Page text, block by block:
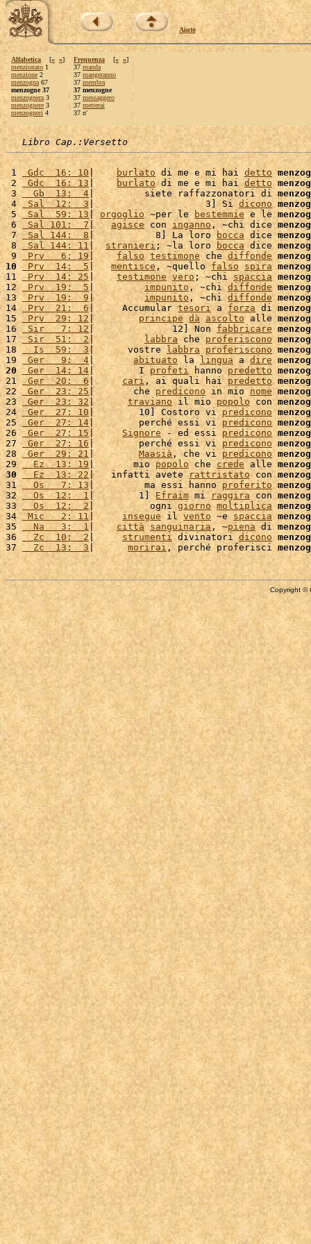
Aiuto
Alfabetica [« »]
menzionato 1
menzione 2
menzogna 67
menzogne 37
menzognera 3
menzognere 3
menzogneri 4
Frequenza [« »]
37 manda
37 mangeranno
37 membra
37 menzogne
37 messaggero
37 metterai
37 n'
Libro Cap.:Versetto
1 Gdc  16: 10 | burlato di me e mi hai detto
2 Gdc  16: 13 | burlato di me e mi hai detto
3
  Gb  13:  4
|         siete raffazzonatori di
4
Sal  12:  3|                    3] Si dicono
5 Sal  59: 13 | orgoglio ~per le bestemmie e le
6 Sal 101:  7 | agisce con inganno, ~chi dice
7
Sal 144:  8|           8] La loro bocca dice
8 Sal 144: 11 | stranieri ; ~la loro bocca dice
9 Prv   6: 19| falso testimone che diffonde
10
Prv  14:  5 | mentisce, ~quello falso spira
11 Prv  14: 25 | testimone vero ; ~chi spaccia
12
Prv  19:  5 | impunito, ~chi diffonde
13
Prv  19:  9| impunito, ~chi diffonde
14 Prv  21:  6 |     Accumular tesori a forza di
15 Prv  29: 12 | principe dà ascolto alle
16
Sir   7: 12 |              12] Non fabbricare
17 Sir  51:  2| labbra che proferiscono
18
  Is  59:  3
|      vostre labbra proferiscono
19 Ger   9:  4 | abituato la lingua a dire
20 Ger  14: 14 |        I profeti hanno predetto
21
Ger  20:  6| cari, ai quali hai predetto
22 Ger  23: 25 |       che predicono in mio nome
23
Ger  23: 32 | traviano il mio popolo con
24
Ger  27: 10|        10] Costoro vi predicono
25 Ger  27: 14|        perché essi vi predicono
26 Ger  27: 15 | Signore - ed essi predicono
27 Ger  27: 16 |        perché essi vi predicono
28 Ger  29: 21 | Maasià , che vi predicono
29
  Ez  13: 19
|       mio popolo che crede alle
30
  Ez  13: 22
|   infatti avete rattristato con
31
  Os   7: 13
|         ma essi hanno proferito
32
  Os  12:  1
|        1] Efraim mi raggira con
33
  Os  12:  2
|          ogni giorno moltiplica
34 Mic   2: 11| insegue il vento ~e spaccia
35
  Na   3:  1
| città sanguinaria, ~piena di
36
  Zc  10:  2
| strumenti divinatori dicono
37
  Zc  13:  3
| morirai , perché proferisci
Copyright ©